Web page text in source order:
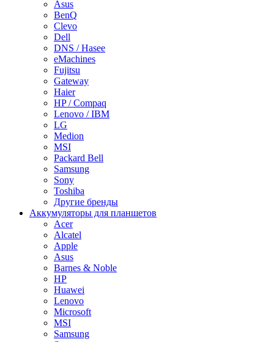
Asus
BenQ
Clevo
Dell
DNS / Hasee
eMachines
Fujitsu
Gateway
Haier
HP / Compaq
Lenovo / IBM
LG
Medion
MSI
Packard Bell
Samsung
Sony
Toshiba
Другие бренды
Аккумуляторы для планшетов
Acer
Alcatel
Apple
Asus
Barnes & Noble
HP
Huawei
Lenovo
Microsoft
MSI
Samsung